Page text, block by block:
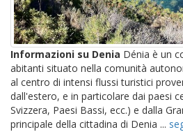
Informazioni su Denia Dénia è un
abitanti situato nella comunità
al centro di intensi flussi turistici
dall'estero, e in particolare dai paesi
Svizzera, Paesi Bassi, ecc.) e dalla
principale della cittadina di Denia ...